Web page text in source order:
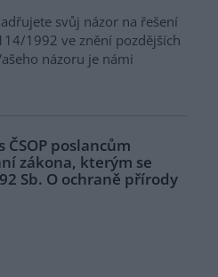
svůj názor na řešení
1992 ve znění pozdějších
názoru je námi
poslancům
zákona, kterým se
Sb. O ochraně přírody